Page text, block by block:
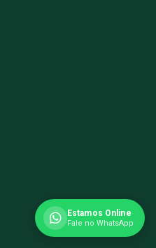
Estamos Online
Fale no WhatsApp